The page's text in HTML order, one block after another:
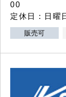
00
定休日：日曜
販売可